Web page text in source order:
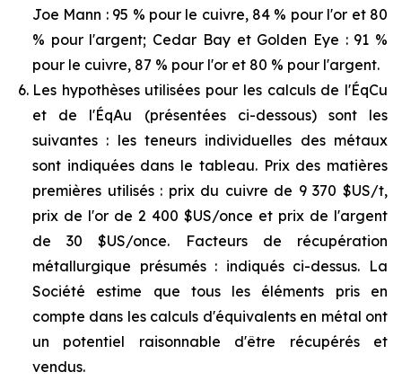
Joe Mann : 95 % pour le cuivre, 84 % pour l'or et 80
% pour l'argent; Cedar Bay et Golden Eye : 91 %
pour le cuivre, 87 % pour l'or et 80 % pour l'argent.
Les hypothèses utilisées pour les calculs de l'ÉqCu
et de l'ÉqAu (présentées ci-dessous) sont les
suivantes : les teneurs individuelles des métaux
sont indiquées dans le tableau. Prix des matières
premières utilisés : prix du cuivre de 9 370 $US/t,
prix de l'or de 2 400 $US/once et prix de l'argent
de 30 $US/once. Facteurs de récupération
métallurgique présumés : indiqués ci-dessus. La
Société estime que tous les éléments pris en
compte dans les calculs d'équivalents en métal ont
un potentiel raisonnable d'être récupérés et
vendus.